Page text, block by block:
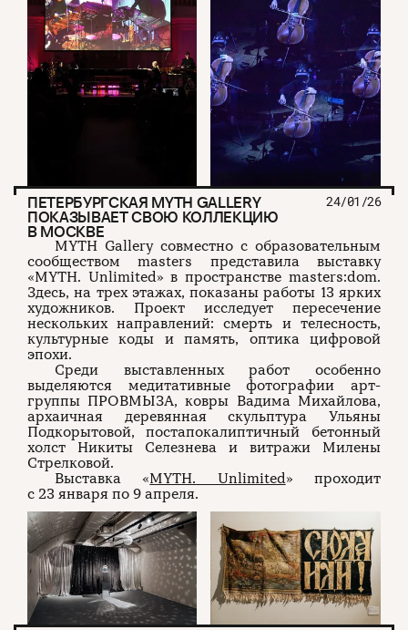
ПЕТЕРБУРГСКАЯ MYTH GALLERY
ПОКАЗЫВАЕТ СВОЮ КОЛЛЕКЦИЮ
В МОСКВЕ
24/01/26
MYTH Gallery совместно с образовательным
сообществом masters представила выставку
«MYTH. Unlimited» в пространстве masters:dom.
Здесь, на трех этажах, показаны работы 13 ярких
художников. Проект исследует пересечение
нескольких направлений: смерть и телесность,
культурные коды и память, оптика цифровой
эпохи.
Среди выставленных работ особенно
выделяются медитативные фотографии арт-
группы ПРОВМЫЗА, ковры Вадима Михайлова,
архаичная деревянная скульптура Ульяны
Подкорытовой, постапокалиптичный бетонный
холст Никиты Селезнева и витражи Милены
Стрелковой.
Выставка «MYTH. Unlimited» проходит
с 23 января по 9 апреля.